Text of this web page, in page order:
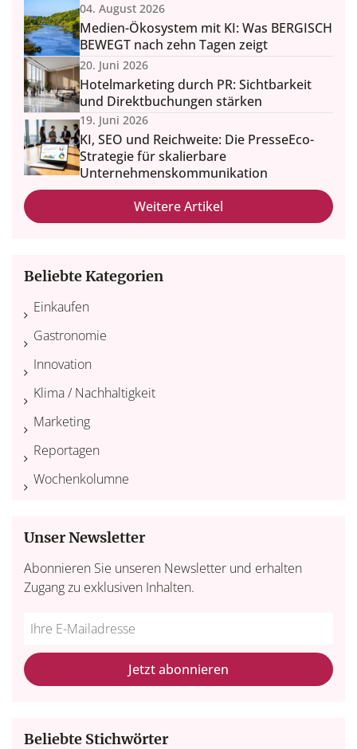
04. August 2026
Medien-Ökosystem mit KI: Was BERGISCH
BEWEGT nach zehn Tagen zeigt
20. Juni 2026
Hotelmarketing durch PR: Sichtbarkeit
und Direktbuchungen stärken
19. Juni 2026
KI, SEO und Reichweite: Die PresseEco-
Strategie für skalierbare
Unternehmenskommunikation
Weitere Artikel
Beliebte Kategorien
Einkaufen
Gastronomie
Innovation
Klima / Nachhaltigkeit
Marketing
Reportagen
Wochenkolumne
Unser Newsletter
Abonnieren Sie unseren Newsletter und erhalten
Zugang zu exklusiven Inhalten.
Do
fill
this
*Ihre
Mailadresse:
Jetzt abonnieren
Beliebte Stichwörter